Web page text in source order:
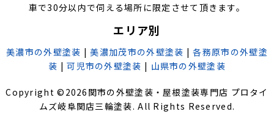
車で30分以内で伺える場所に限定させて頂きます。
エリア別
美濃市の外壁塗装 |美濃加茂市の外壁塗装 |各務原市の外壁塗
装 |可児市の外壁塗装 | 山県市の外壁塗装
Copyright © 2026 関市の外壁塗装・屋根塗装専門店 プロタイ
ムズ岐阜関店三輪塗装. All Rights Reserved.